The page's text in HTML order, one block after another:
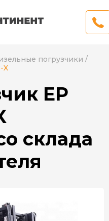
погрузчики /
X
EP
склада